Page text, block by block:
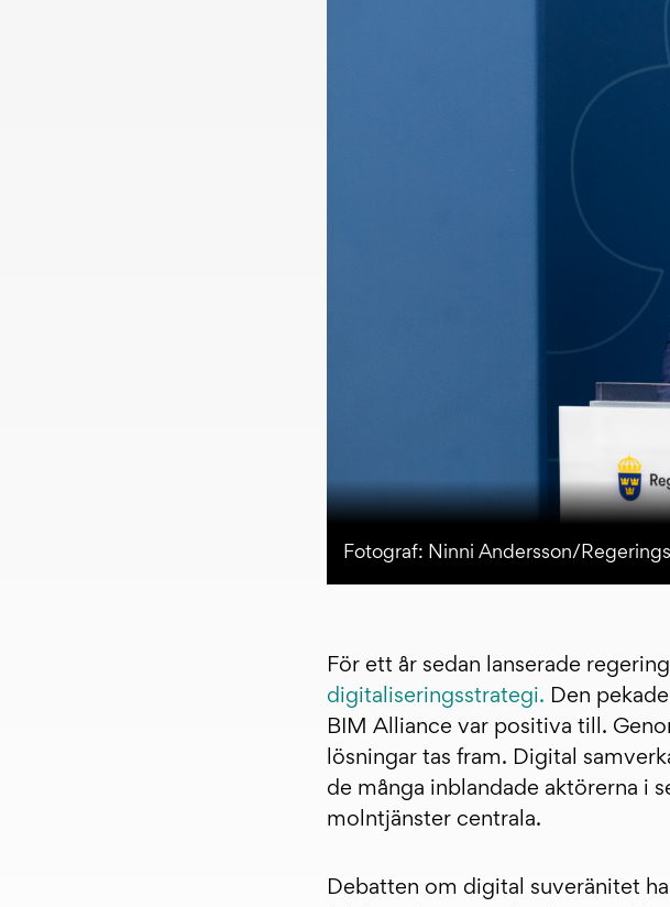
Fotograf: Ninni Andersson/
För ett år sedan lanserade
digitaliseringsstrategi. Den
BIM Alliance var positiva till.
lösningar tas fram. Digital
de många inblandade aktörerna i
molntjänster centrala.
Debatten om digital suveränitet